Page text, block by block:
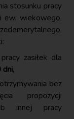
stosunku pracy
ew. wiekowego,
zasiłek dla
dni,
bez
propozycji
innej pracy